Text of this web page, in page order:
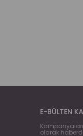
E-BÜLTEN
olarak